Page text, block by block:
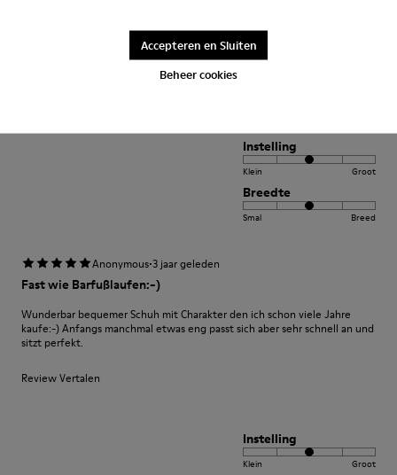
Beheer cookies
Accepteren en Sluiten
Muy comodo excelente compra me gusto
Instelling
Klein Groot
Breedte
Smal Breed
Anonymous·3 jaar geleden
Fast wie Barfußlaufen:-)
Wunderbar bequemer Schuh mit Charakter den ich schon viele Jahre
kaufe:-) Anfangs manchmal etwas eng passt sich aber sehr schnell an und
sitzt perfekt.
Review Vertalen
Instelling
Klein Groot